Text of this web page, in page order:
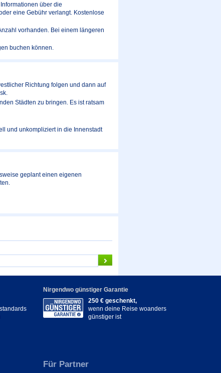
über die
eine Gebühr verlangt. Kostenlose
vorhanden. Bei einem längeren
buchen können.
Richtung folgen und dann auf
Städten zu bringen. Es ist ratsam
und unkompliziert in die Innenstadt
geplant einen eigenen
Nirgendwo günstiger Garantie
250 € geschenkt,
wenn deine Reise woanders
günstiger ist
Für Partner